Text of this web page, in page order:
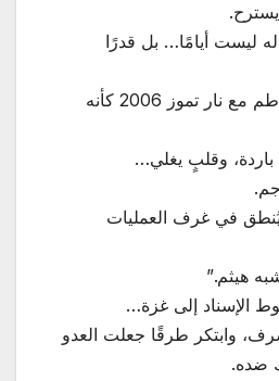
ليست أيامًا… بل قدرًا
تولّى محور الخيام، وتلاطم مع نار تموز 2006 كأنه
باردة، وقلبٍ يغلي…
في غرف العمليات
هيثم.”
الإسناد إلى غزة…
وابتكر طرقًا جعلت العدو
ضده.